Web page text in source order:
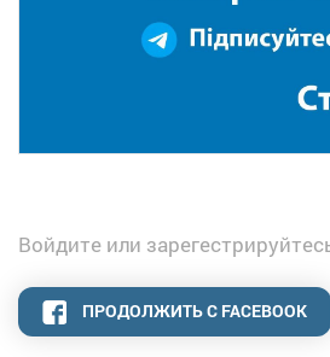
Войдите или
ПРОДОЛЖИТЬ С FACEBOOK